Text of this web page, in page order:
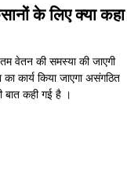
के लिए क्या कहा
वेतन की समस्या की जाएगी
कार्य किया जाएगा असंगठित
बात कही गई है ।